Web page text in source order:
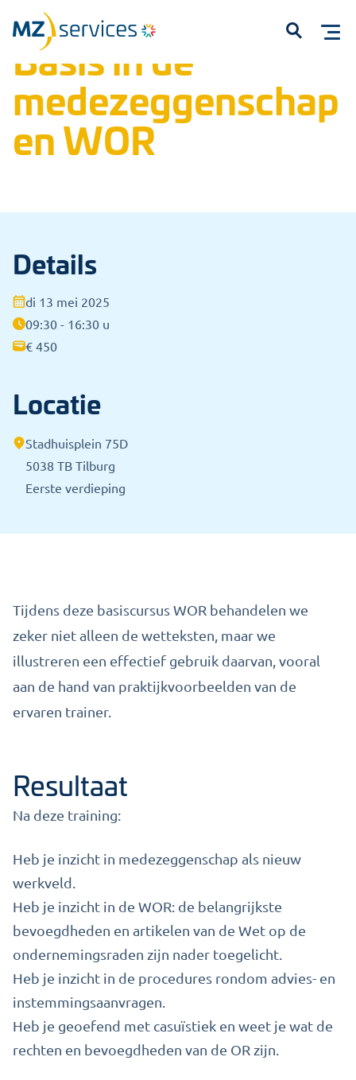
Start met typen om te zoeken...
Home Trainingen Open inschrijvingen Basis in de medezeggenschap en WOR
Basis in de
medezeggenschap
en WOR
Details
di 13 mei 2025
09:30 - 16:30 u
€ 450
Locatie
Stadhuisplein 75D
5038 TB Tilburg
Eerste verdieping
Tijdens deze basiscursus WOR behandelen we
zeker niet alleen de wetteksten, maar we
illustreren een effectief gebruik daarvan, vooral
aan de hand van praktijkvoorbeelden van de
ervaren trainer.
Resultaat
Na deze training:
Heb je inzicht in medezeggenschap als nieuw
werkveld.
Heb je inzicht in de WOR: de belangrijkste
bevoegdheden en artikelen van de Wet op de
ondernemingsraden zijn nader toegelicht.
Heb je inzicht in de procedures rondom advies- en
instemmingsaanvragen.
Heb je geoefend met casuïstiek en weet je wat de
rechten en bevoegdheden van de OR zijn.